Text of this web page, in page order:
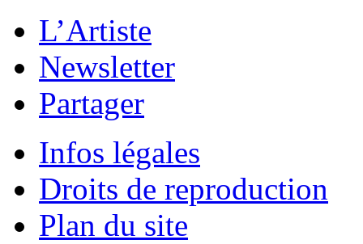
L’Artiste
Newsletter
Partager
Infos légales
Droits de reproduction
Plan du site